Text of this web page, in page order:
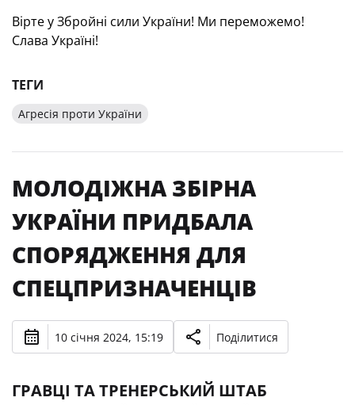
Вірте у Збройні сили України! Ми переможемо!
Слава Україні!
ТЕГИ
Агресія проти України
МОЛОДІЖНА ЗБІРНА
УКРАЇНИ ПРИДБАЛА
СПОРЯДЖЕННЯ ДЛЯ
СПЕЦПРИЗНАЧЕНЦІВ
10 січня 2024, 15:19 Поділитися
ГРАВЦІ ТА ТРЕНЕРСЬКИЙ ШТАБ